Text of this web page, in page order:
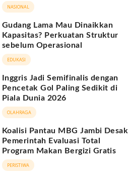
NASIONAL
Gudang Lama Mau Dinaikkan
Kapasitas? Perkuatan Struktur
sebelum Operasional
EDUKASI
Inggris Jadi Semifinalis dengan
Pencetak Gol Paling Sedikit di
Piala Dunia 2026
OLAHRAGA
Koalisi Pantau MBG Jambi Desak
Pemerintah Evaluasi Total
Program Makan Bergizi Gratis
PERISTIWA